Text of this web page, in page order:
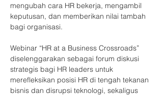
mengubah cara HR bekerja, mengambil
keputusan, dan memberikan nilai tambah
bagi organisasi.
Webinar “HR at a Business Crossroads”
diselenggarakan sebagai forum diskusi
strategis bagi HR leaders untuk
merefleksikan posisi HR di tengah tekanan
bisnis dan disrupsi teknologi, sekaligus